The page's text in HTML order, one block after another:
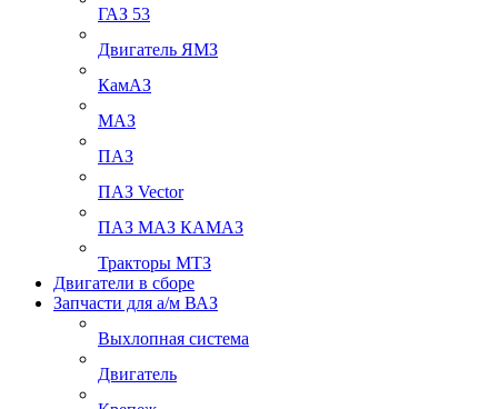
ГАЗ 53
Двигатель ЯМЗ
КамАЗ
МАЗ
ПАЗ
ПАЗ Vector
ПАЗ МАЗ КАМАЗ
Тракторы МТЗ
Двигатели в сборе
Запчасти для а/м ВАЗ
Выхлопная система
Двигатель